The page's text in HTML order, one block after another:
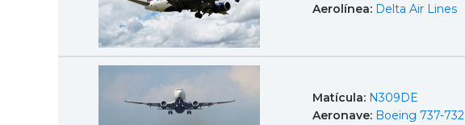
Aerolínea: Delta Air Lines
Matícula: N309DE
Aeronave: Boeing 737-732